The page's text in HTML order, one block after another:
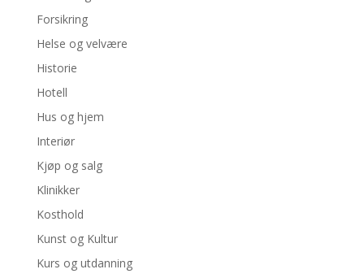
Forsikring
Helse og velvære
Historie
Hotell
Hus og hjem
Interiør
Kjøp og salg
Klinikker
Kosthold
Kunst og Kultur
Kurs og utdanning